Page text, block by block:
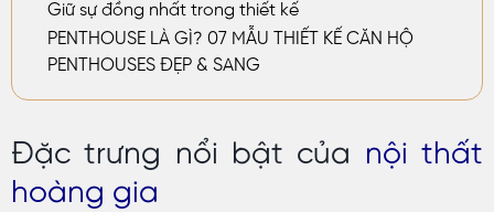
Giữ sự đồng nhất trong thiết kế
PENTHOUSE LÀ GÌ? 07 MẪU THIẾT KẾ CĂN HỘ
PENTHOUSES ĐẸP & SANG
Đặc trưng nổi bật của nội thất
hoàng gia